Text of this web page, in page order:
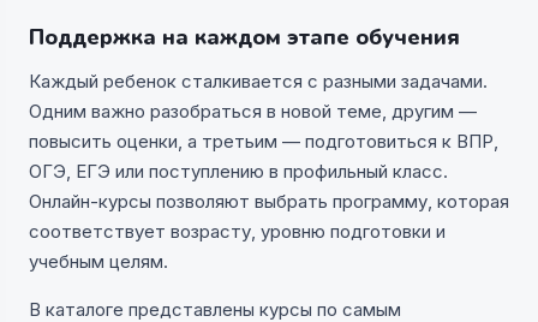
Поддержка на каждом этапе обучения
Каждый ребенок сталкивается с разными задачами.
Одним важно разобраться в новой теме, другим —
повысить оценки, а третьим — подготовиться к ВПР,
ОГЭ, ЕГЭ или поступлению в профильный класс.
Онлайн-курсы позволяют выбрать программу, которая
соответствует возрасту, уровню подготовки и
учебным целям.
В каталоге представлены курсы по самым